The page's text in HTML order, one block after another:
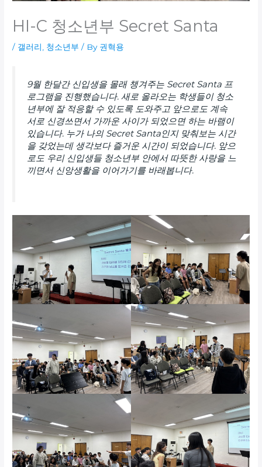
HI-C 청소년부 Secret Santa
/ 갤러리 청소년부 / By 권혁용
9월 한달간 신입생을 몰래 챙겨주는 Secret Santa 프
로그램을 진행했습니다. 새로 올라오는 학생들이 청소
년부에 잘 적응할 수 있도록 도와주고 앞으로도 계속
서로 신경쓰면서 가까운 사이가 되었으면 하는 바램이
있습니다. 누가 나의 Secret Santa인지 맞춰보는 시간
을 갖었는데 생각보다 즐거운 시간이 되었습니다. 앞으
로도 우리 신입생들 청소년부 안에서 따뜻한 사랑을 느
끼면서 신앙생활을 이어가기를 바래봅니다.